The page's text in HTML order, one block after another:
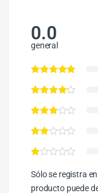
0.0
general
Sólo se registra
producto puede